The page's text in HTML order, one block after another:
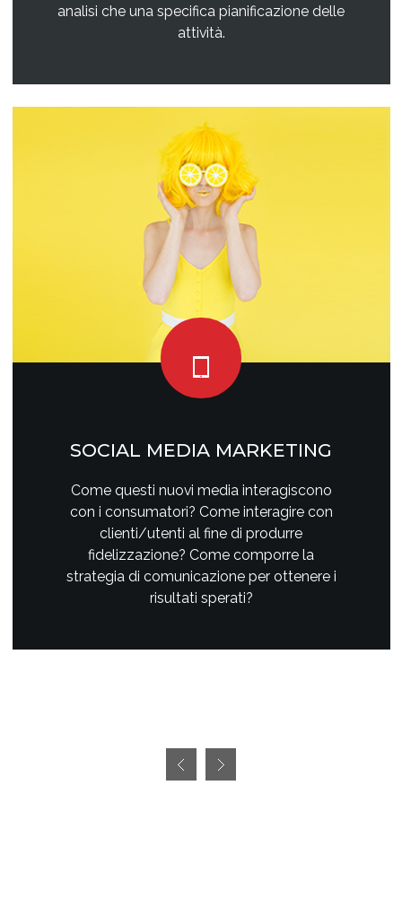
analisi che una specifica pianificazione delle
attività.
SOCIAL MEDIA MARKETING
Come questi nuovi media interagiscono
con i consumatori? Come interagire con
clienti/utenti al fine di produrre
fidelizzazione? Come comporre la
strategia di comunicazione per ottenere i
risultati sperati?